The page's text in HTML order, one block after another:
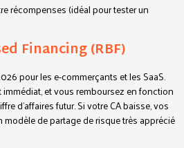
récompenses (idéal pour tester un
Financing (RBF)
pour les e-commerçants et les SaaS.
et vous remboursez en fonction
d'affaires futur. Si votre CA baisse, vos
de partage de risque très apprécié